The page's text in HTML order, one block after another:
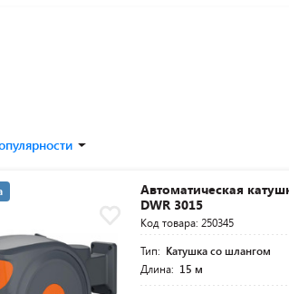
Автоматическая
DWR 3015
Код товара: 250345
Тип: Катушка со шлангом
Длина: 15 м